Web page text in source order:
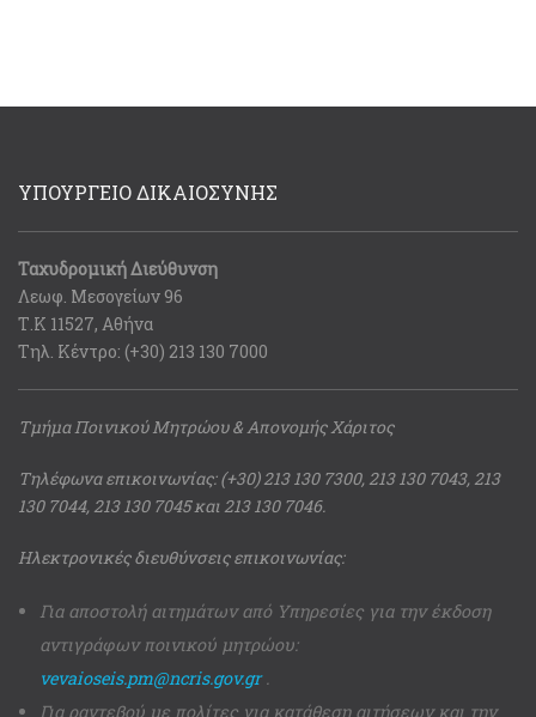
ΥΠΟΥΡΓΕΙΟ ΔΙΚΑΙΟΣΥΝΗΣ
Ταχυδρομική Διεύθυνση
Λεωφ. Μεσογείων 96
Τ.Κ 11527, Αθήνα
Τηλ. Κέντρο: (+30) 213 130 7000
Τμήμα Ποινικού Μητρώου & Απονομής Χάριτος
Τηλέφωνα επικοινωνίας: (+30) 213 130 7300, 213 130 7043, 213
130 7044, 213 130 7045 και 213 130 7046.
Ηλεκτρονικές διευθύνσεις επικοινωνίας:
Για αποστολή αιτημάτων από Υπηρεσίες για την έκδοση
αντιγράφων ποινικού μητρώου:
vevaioseis.pm@ncris.gov.gr.
Για ραντεβού με πολίτες για κατάθεση αιτήσεων και την